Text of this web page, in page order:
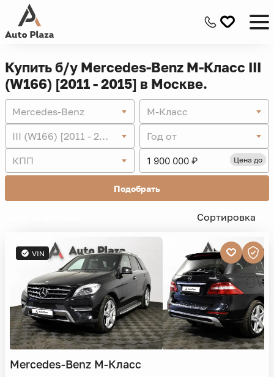
Купить б/у Mercedes-Benz M-Класс III
(W166) [2011 - 2015] в Москве.
Mercedes-Benz
M-Класс
III (W166) [2011 - 2015]
Год от
КПП
Цена до
Подобрать
Сортировка
VIN
Mercedes-Benz M-Класс